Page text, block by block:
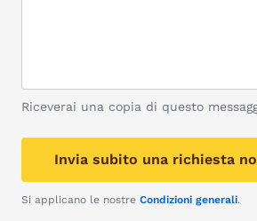
Riceverai una copia di questo
Invia subito una richiesta
Si applicano le nostre Condizioni generali.